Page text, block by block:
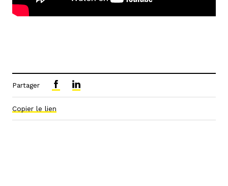
Partager
Copier le lien